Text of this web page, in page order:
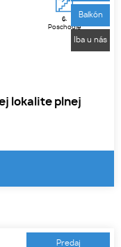
6.
Poschodie
lokalite plnej
Balkón
Iba u nás
Predaj